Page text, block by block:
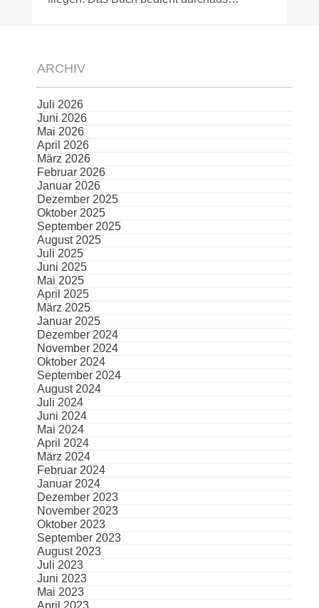
ARCHIV
Juli 2026
Juni 2026
Mai 2026
April 2026
März 2026
Februar 2026
Januar 2026
Dezember 2025
Oktober 2025
September 2025
August 2025
Juli 2025
Juni 2025
Mai 2025
April 2025
März 2025
Januar 2025
Dezember 2024
November 2024
Oktober 2024
September 2024
August 2024
Juli 2024
Juni 2024
Mai 2024
April 2024
März 2024
Februar 2024
Januar 2024
Dezember 2023
November 2023
Oktober 2023
September 2023
August 2023
Juli 2023
Juni 2023
Mai 2023
April 2023